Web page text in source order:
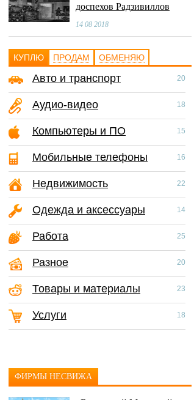
доспехов Радзивиллов
14 08 2018
КУПЛЮ ПРОДАМ ОБМЕНЯЮ
Авто и транспорт 20
Аудио-видео 18
Компьютеры и ПО 15
Мобильные телефоны 16
Недвижимость 22
Одежда и аксессуары 14
Работа 25
Разное 20
Товары и материалы 23
Услуги 18
ФИРМЫ НЕСВИЖА